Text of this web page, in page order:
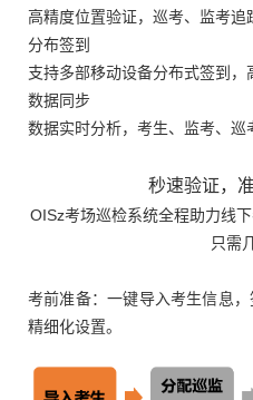
高精度位置验证，巡考、监考追
分布签到
支持多部移动设备分布式签到，
数据同步
数据实时分析，考生、监考、巡
秒速验证，
OISz考场巡检系统全程助力线
只需
考前准备：一键导入考生信息
精细化设置。